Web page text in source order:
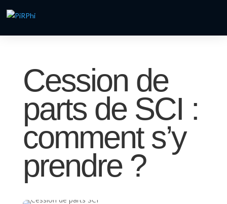
Cession de
parts de SCI :
comment s’y
prendre ?